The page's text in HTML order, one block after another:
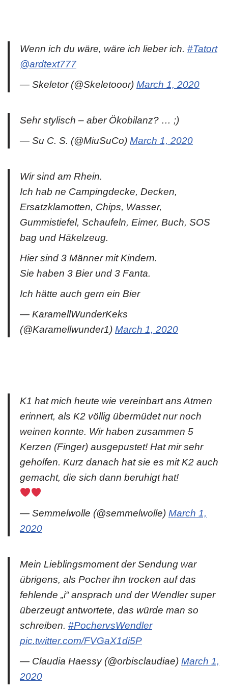
Wenn ich du wäre, wäre ich lieber ich. #Tatort
@ardtext777
— Skeletor (@Skeletooor) March 1, 2020
Sehr stylisch – aber Ökobilanz? … ;)
— Su C. S. (@MiuSuCo) March 1, 2020
Wir sind am Rhein.
Ich hab ne Campingdecke, Decken,
Ersatzklamotten, Chips, Wasser,
Gummistiefel, Schaufeln, Eimer, Buch, SOS
bag und Häkelzeug.
Hier sind 3 Männer mit Kindern.
Sie haben 3 Bier und 3 Fanta.
Ich hätte auch gern ein Bier
— KaramellWunderKeks
(@Karamellwunder1) March 1, 2020
K1 hat mich heute wie vereinbart ans Atmen
erinnert, als K2 völlig übermüdet nur noch
weinen konnte. Wir haben zusammen 5
Kerzen (Finger) ausgepustet! Hat mir sehr
geholfen. Kurz danach hat sie es mit K2 auch
gemacht, die sich dann beruhigt hat!
— Semmelwolle (@semmelwolle) March 1,
2020
Mein Lieblingsmoment der Sendung war
übrigens, als Pocher ihn trocken auf das
fehlende „i“ ansprach und der Wendler super
überzeugt antwortete, das würde man so
schreiben. #PochervsWendler
pic.twitter.com/FVGaX1di5P
— Claudia Haessy (@orbisclaudiae) March 1,
2020